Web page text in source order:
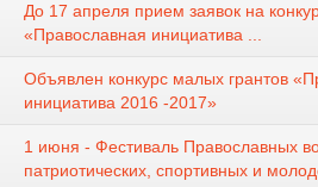
До 17 апреля прием заявок на
«Православная инициатива ...
Объявлен конкурс малых грантов
инициатива 2016 -2017»
1 июня - Фестиваль Православных
патриотических, спортивных и